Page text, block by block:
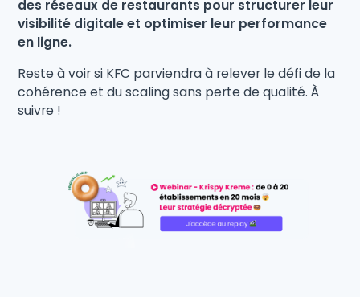
des réseaux de restaurants pour structurer leur
visibilité digitale et optimiser leur performance
en ligne.
Reste à voir si KFC parviendra à relever le défi de la
cohérence et du scaling sans perte de qualité. À
suivre !